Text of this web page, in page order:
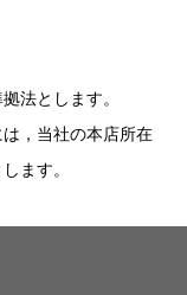
法とします。
，当社の本店所在
ます。